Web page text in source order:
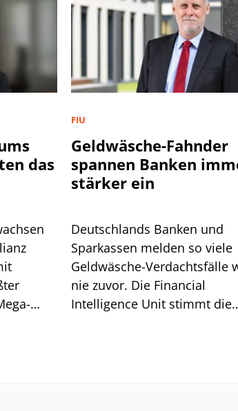
das
FIU
Geldwäsche-Fahnder
spannen Banken
stärker ein
Deutschlands Banken und
Sparkassen melden so viele
Geldwäsche-Verdachtsfälle
nie zuvor. Die Financial
Intelligence Unit stimmt die